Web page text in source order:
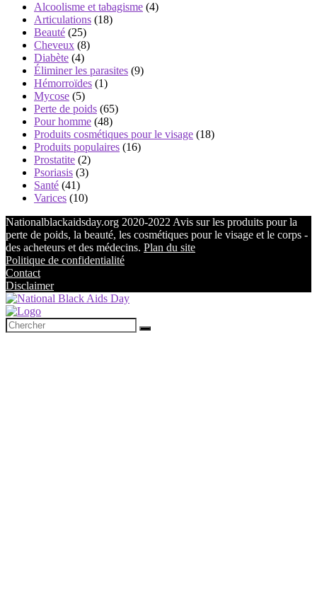
Alcoolisme et tabagisme (4)
Articulations (18)
Beauté (25)
Cheveux (8)
Diabète (4)
Éliminer les parasites (9)
Hémorroïdes (1)
Mycose (5)
Perte de poids (65)
Pour homme (48)
Produits cosmétiques pour le visage (18)
Produits populaires (16)
Prostatite (2)
Psoriasis (3)
Santé (41)
Varices (10)
Nationalblackaidsday.org 2020-2022 Avis sur les produits pour la
perte de poids, la beauté, les cosmétiques pour le visage et le corps -
des acheteurs et des médecins. Plan du site
Politique de confidentialité
Contact
Disclaimer